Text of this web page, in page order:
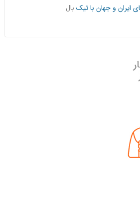
ایران و جهان با تیک بال